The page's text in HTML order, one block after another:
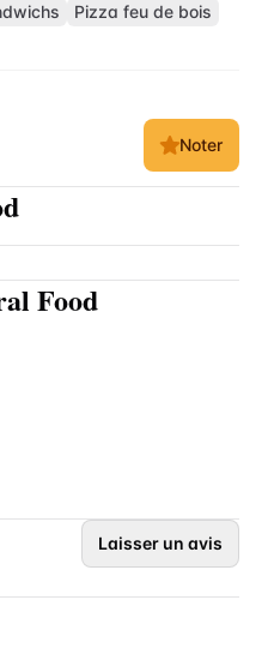
Pizza feu de bois
Noter
Food
Laisser un avis